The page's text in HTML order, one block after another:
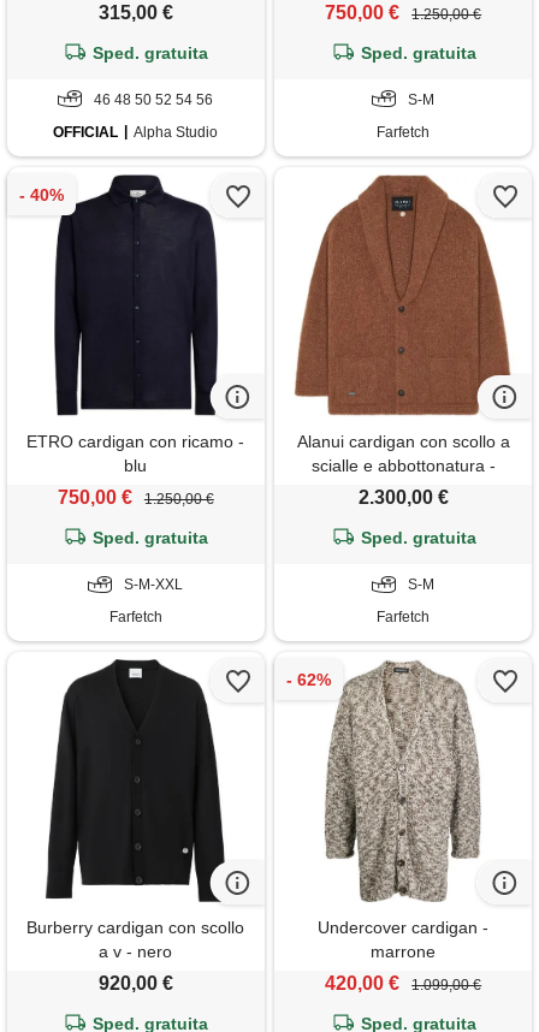
315,00 €
Sped. gratuita
46 48 50 52 54 56
OFFICIAL
Alpha Studio
750,00 € 1.250,00 €
Sped. gratuita
S-M
Farfetch
ETRO cardigan con ricamo -
blu
750,00 € 1.250,00 €
Sped. gratuita
S-M-XXL
Farfetch
Alanui cardigan con scollo a
scialle e abbottonatura -
marrone
2.300,00 €
Sped. gratuita
S-M
Farfetch
Burberry cardigan con scollo
a v - nero
920,00 €
Sped. gratuita
Undercover cardigan -
marrone
420,00 € 1.099,00 €
Sped. gratuita